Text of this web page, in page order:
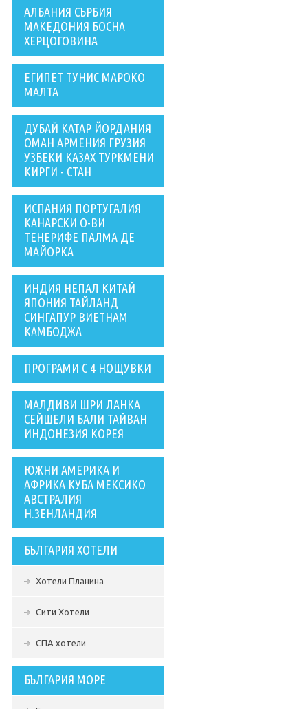
АЛБАНИЯ СЪРБИЯ
МАКЕДОНИЯ БОСНА
ХЕРЦОГОВИНА
ЕГИПЕТ ТУНИС МАРОКО
МАЛТА
ДУБАЙ КАТАР ЙОРДАНИЯ
ОМАН АРМЕНИЯ ГРУЗИЯ
УЗБЕКИ КАЗАХ ТУРКМЕНИ
КИРГИ - СТАН
ИСПАНИЯ ПОРТУГАЛИЯ
КАНАРСКИ О-ВИ
ТЕНЕРИФЕ ПАЛМА ДЕ
МАЙОРКА
ИНДИЯ НЕПАЛ КИТАЙ
ЯПОНИЯ ТАЙЛАНД
СИНГАПУР ВИЕТНАМ
КАМБОДЖА
ПРОГРАМИ С 4 НОЩУВКИ
МАЛДИВИ ШРИ ЛАНКА
СЕЙШЕЛИ БАЛИ ТАЙВАН
ИНДОНЕЗИЯ КОРЕЯ
ЮЖНИ АМЕРИКА И
АФРИКА КУБА МЕКСИКО
АВСТРАЛИЯ
Н.ЗЕНЛАНДИЯ
БЪЛГАРИЯ ХОТЕЛИ
Хотели Планина
Сити Хотели
СПА хотели
БЪЛГАРИЯ МОРЕ